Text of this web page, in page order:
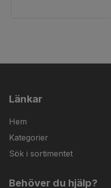
Länkar
Hem
Kategorier
Sök i sortimentet
Behöver du hjälp?